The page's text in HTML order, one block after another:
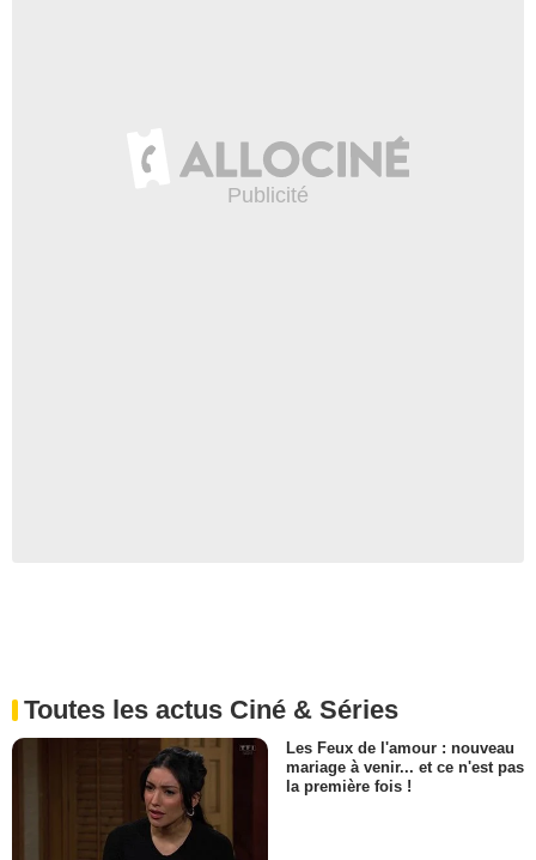
Toutes les actus Ciné & Séries
Les Feux de l'amour : nouveau
mariage à venir... et ce n'est pas
la première fois !